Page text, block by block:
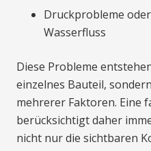
Druckprobleme
Wasserfluss
Diese Probleme
einzelnes Bauteil,
mehrerer Faktoren. Eine
berücksichtigt daher
nicht nur die sichtbaren